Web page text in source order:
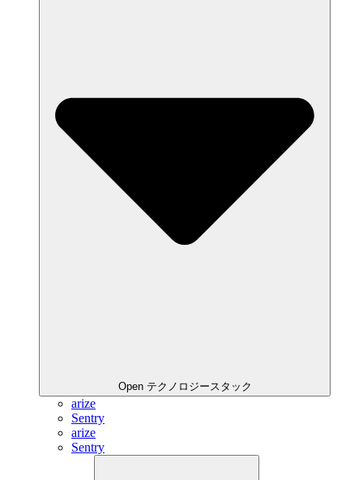
Open テクノロジースタック
arize
Sentry
arize
Sentry